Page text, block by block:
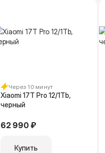
Через 10 минут
Xiaomi 17T Pro 12/1Tb,
черный
62 990 ₽
Купить